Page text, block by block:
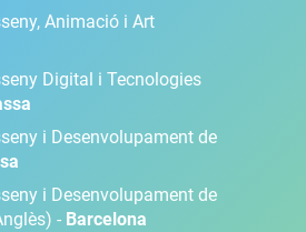
Animació i Art
Digital i Tecnologies
i Desenvolupament de
i Desenvolupament de
- Barcelona